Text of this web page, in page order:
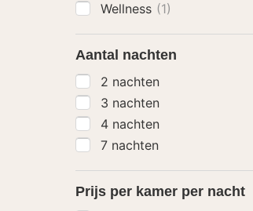
Wellness (1)
Aantal nachten
2 nachten
3 nachten
4 nachten
7 nachten
Prijs per kamer per nacht